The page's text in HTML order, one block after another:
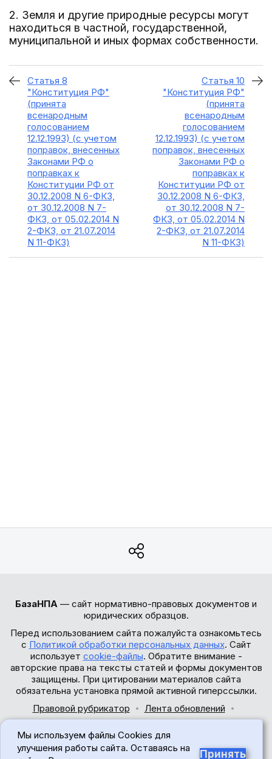
2. Земля и другие природные ресурсы могут
находиться в частной, государственной,
муниципальной и иных формах собственности.
Статья 8
"Конституция РФ"
(принята
всенародным
голосованием
12.12.1993) (с учетом
поправок, внесенных
Законами РФ о
поправках к
Конституции РФ от
30.12.2008 N 6-ФКЗ,
от 30.12.2008 N 7-
ФКЗ, от 05.02.2014 N
2-ФКЗ, от 21.07.2014
N 11-ФКЗ)
Статья 10
"Конституция РФ"
(принята
всенародным
голосованием
12.12.1993) (с учетом
поправок, внесенных
Законами РФ о
поправках к
Конституции РФ от
30.12.2008 N 6-ФКЗ,
от 30.12.2008 N 7-
ФКЗ, от 05.02.2014 N
2-ФКЗ, от 21.07.2014
N 11-ФКЗ)
БазаНПА — сайт нормативно-правовых документов и
юридических образцов.
Перед использованием сайта пожалуйста ознакомьтесь
с Политикой обработки персональных данных. Сайт
использует cookie-файлы. Обратите внимание -
авторские права на тексты статей и формы документов
защищены. При цитировании материалов сайта
обязательна установка прямой активной гиперссылки.
Правовой рубрикатор
Лента обновлений
© 2017-2026
Мы используем файлы Cookies для
улучшения работы сайта. Оставаясь на
Принять